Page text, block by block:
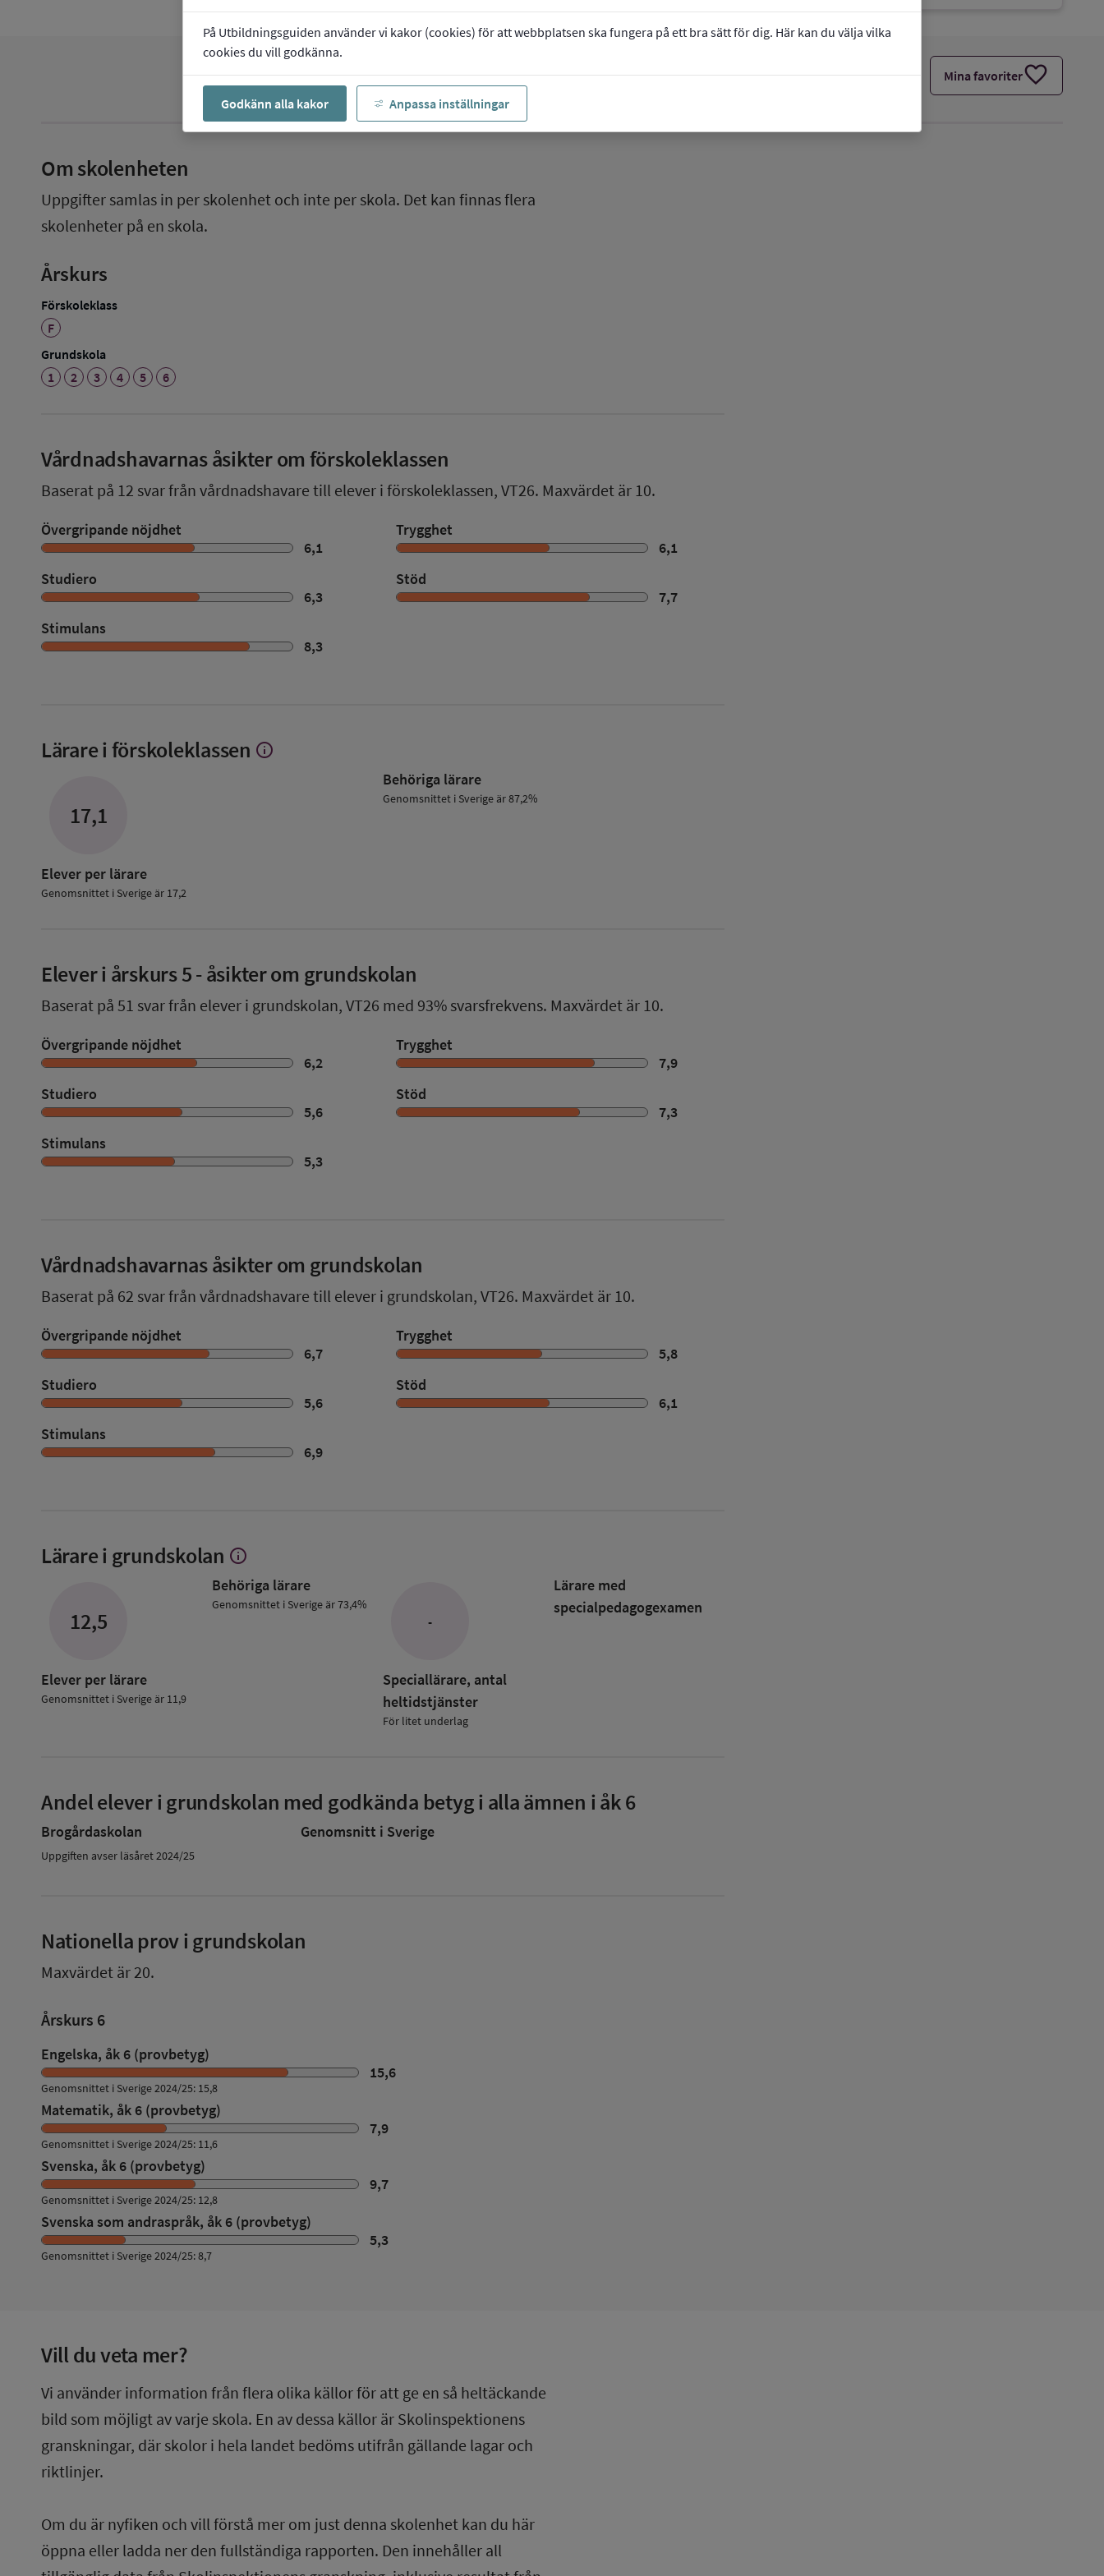
På Utbildningsguiden använder vi kakor (cookies) för att webbplatsen ska fungera på ett bra sätt för dig. Här kan du välja vilka
cookies du vill godkänna.
Godkänn alla kakor Anpassa inställningar
Mina favoriterfavorite
Om skolenheten
Uppgifter samlas in per skolenhet och inte per skola. Det kan finnas flera
skolenheter på en skola.
Årskurs
Förskoleklass
F
Grundskola
1
2 3 4 5 6
Vårdnadshavarnas åsikter om förskoleklassen
Baserat på 12 svar från vårdnadshavare till elever i förskoleklassen, VT26. Maxvärdet är 10.
Övergripande nöjdhet
6,1
Trygghet
6,1
Studiero
6,3
Stöd
7,7
Stimulans
8,3
Lärare i förskoleklassen Visa
info
17,1
Elever per lärare
Genomsnittet i Sverige är 17,2
Behöriga lärare
Genomsnittet i Sverige är 87,2%
Elever i årskurs 5- åsikter om grundskolan
Baserat på 51 svar från elever i grundskolan, VT26 med 93% svarsfrekvens. Maxvärdet är 10.
Övergripande nöjdhet
6,2
Trygghet
7,9
Studiero
5,6
Stöd
7,3
Stimulans
5,3
Vårdnadshavarnas åsikter om grundskolan
Baserat på 62 svar från vårdnadshavare till elever i grundskolan, VT26. Maxvärdet är 10.
Övergripande nöjdhet
6,7
Trygghet
5,8
Studiero
5,6
Stöd
6,1
Stimulans
6,9
Lärare i grundskolan Visa
om
Lärare
info
12,5
Elever per lärare
Genomsnittet i Sverige är 11,9
Behöriga lärare
Genomsnittet i Sverige är 73,4%
-
Speciallärare, antal
heltidstjänster
För litet underlag
Lärare med
specialpedagog­examen
Andel elever i grundskolan med godkända betyg i alla ämnen i åk 6
Brogårdaskolan Genomsnitt i Sverige
Uppgiften avser läsåret 2024/25
Nationella prov i grundskolan
Maxvärdet är 20.
Årskurs 6
Engelska, åk 6 (provbetyg)
15,6
Genomsnittet i Sverige 2024/25: 15,8
Matematik, åk 6 (provbetyg)
7,9
Genomsnittet i Sverige 2024/25: 11,6
Svenska, åk 6 (provbetyg)
9,7
Genomsnittet i Sverige 2024/25: 12,8
Svenska som andraspråk, åk 6 (provbetyg)
5,3
Genomsnittet i Sverige 2024/25: 8,7
Vill du veta mer?
Vi använder information från flera olika källor för att ge en så heltäckande
bild som möjligt av varje skola. En av dessa källor är Skolinspektionens
granskningar, där skolor i hela landet bedöms utifrån gällande lagar och
riktlinjer.
Om du är nyfiken och vill förstå mer om just denna skolenhet kan du här
öppna eller ladda ner den fullständiga rapporten. Den innehåller all